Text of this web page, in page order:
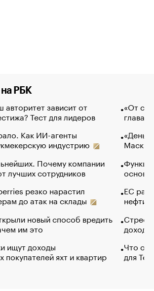
РБК
авторитет зависит от
Тест для лидеров
Как ИИ-агенты
индустрию
Почему компании
лучших сотрудников
резко нарастил
до атак на склады
новый способ вредить
им это
ищут доходы
яхт и квартир
«От
глава
Маск в
основ
ЕС
нефти
Что
для